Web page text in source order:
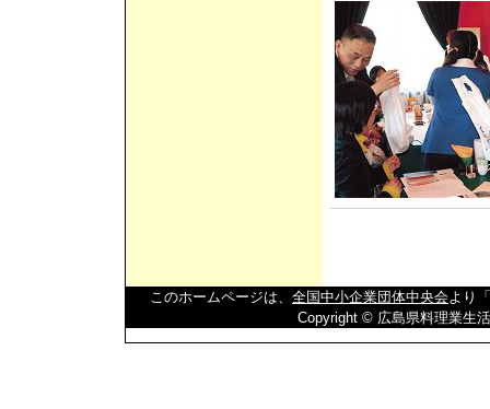
このホームページは、 全国中小企業団体中央会より
Copyright © 広島県料理業生